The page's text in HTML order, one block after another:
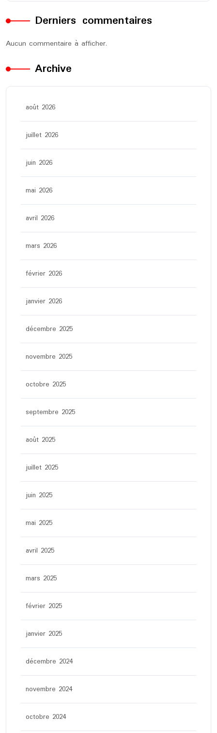
Derniers commentaires
Aucun commentaire à afficher.
Archive
août 2026
juillet 2026
juin 2026
mai 2026
avril 2026
mars 2026
février 2026
janvier 2026
décembre 2025
novembre 2025
octobre 2025
septembre 2025
août 2025
juillet 2025
juin 2025
mai 2025
avril 2025
mars 2025
février 2025
janvier 2025
décembre 2024
novembre 2024
octobre 2024